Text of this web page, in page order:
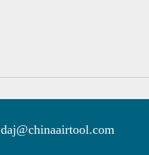
daj@chinaairtool.com